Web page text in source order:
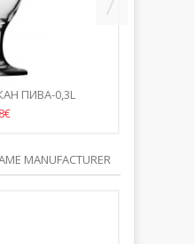
ПИВА-0,3L
MANUFACTURER